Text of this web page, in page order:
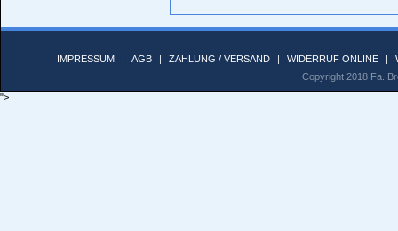
IMPRESSUM | AGB | ZAHLUNG / VERSAND | WIDERRUF ONLINE |
Copyright 2018 Fa.
">